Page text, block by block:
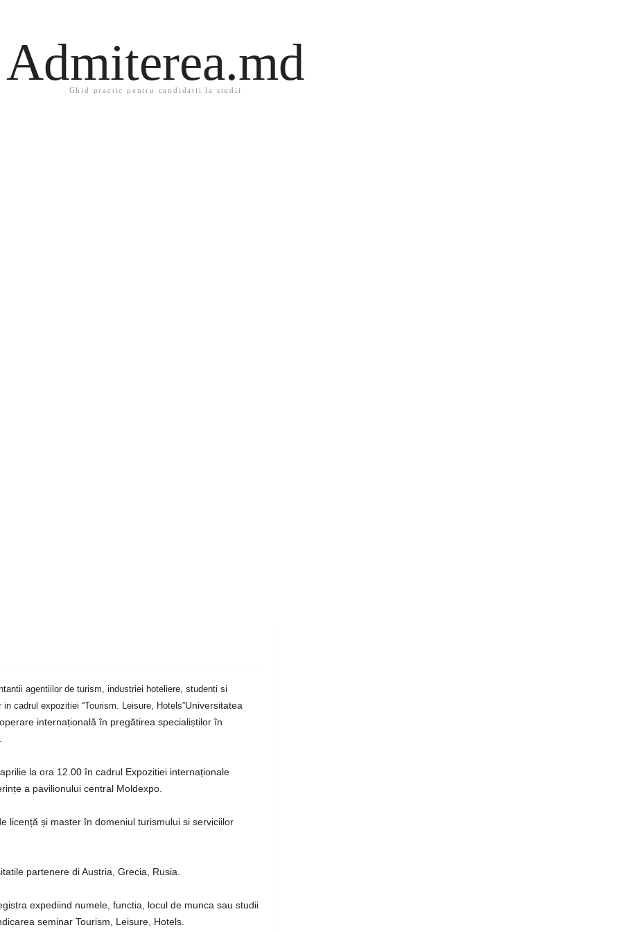
Admiterea.md
Ghid practic pentru candidatii la studii
agentiilor de turism, industriei hoteliere, studenti si
cadrul expozitiei “Tourism. Leisure, Hotels”Universitatea
internațională în pregătirea specialiștilor în
la ora 12.00 în cadrul Expozitiei internaționale
a pavilionului central Moldexpo.
licență și master în domeniul turismului si serviciilor
partenere di Austria, Grecia, Rusia.
expediind numele, functia, locul de munca sau studii
seminar Tourism, Leisure, Hotels.